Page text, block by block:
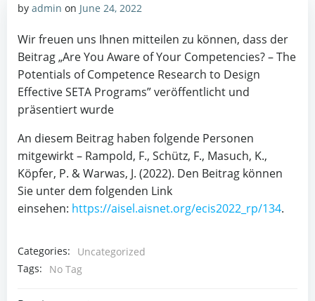
by admin on June 24, 2022
Wir freuen uns Ihnen mitteilen zu können, dass der
Beitrag „Are You Aware of Your Competencies? – The
Potentials of Competence Research to Design
Effective SETA Programs” veröffentlicht und
präsentiert wurde
An diesem Beitrag haben folgende Personen
mitgewirkt – Rampold, F., Schütz, F., Masuch, K.,
Köpfer, P. & Warwas, J. (2022). Den Beitrag können
Sie unter dem folgenden Link
einsehen: https://aisel.aisnet.org/ecis2022_rp/134.
Categories:
Uncategorized
Tags:
No Tag